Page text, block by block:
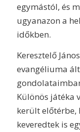
egymástól, és
ugyanazon a
időkben.
Keresztelő
evangéliuma
Különös játéka
került előtérbe,
keveredtek is